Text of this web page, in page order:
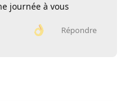
journée à vous
Répondre